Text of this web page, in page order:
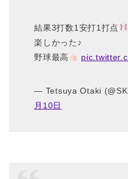
結果3打数1安打1打点
楽しかった♪
野球最高
— Tetsuya Otaki
月10日